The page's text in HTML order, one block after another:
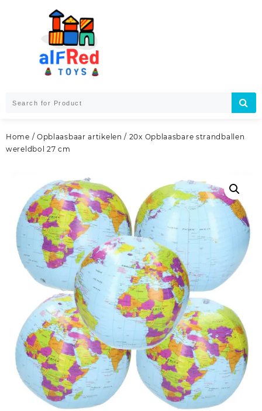
Home / Opblaasbaar artikelen / 20x Opblaasbare strandballen
wereldbol 27 cm